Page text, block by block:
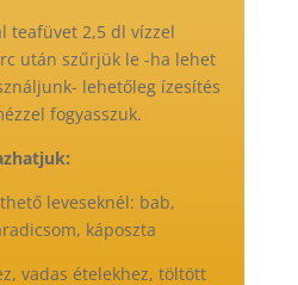
teafüvet 2,5 dl vízzel
után szűrjük le -ha lehet
lehetőleg ízesítés
fogyasszuk.
leveseknél: bab,
káposzta
vadas ételekhez, töltött